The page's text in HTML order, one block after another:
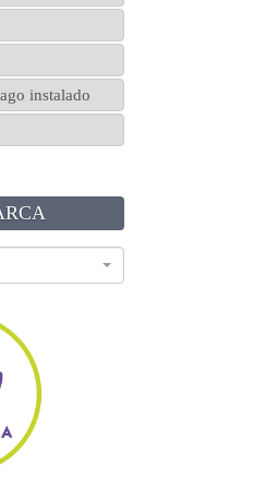
instalado